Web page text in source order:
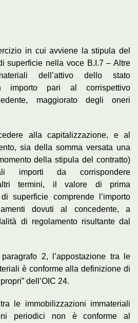
in cui avviene la stipula del
superficie nella voce B.I.7 – Altre
dell’attivo dello stato
importo pari al corrispettivo
maggiorato degli oneri
alla capitalizzazione, e al
sia della somma versata una
della stipula del contratto)
importi da corrispondere
termini, il valore di prima
superficie comprende l’importo
dovuti al concedente, a
di regolamento risultante dal
2, l’appostazione tra le
è conforme alla definizione di
dell’OIC 24.
le immobilizzazioni immateriali
periodici non è conforme al